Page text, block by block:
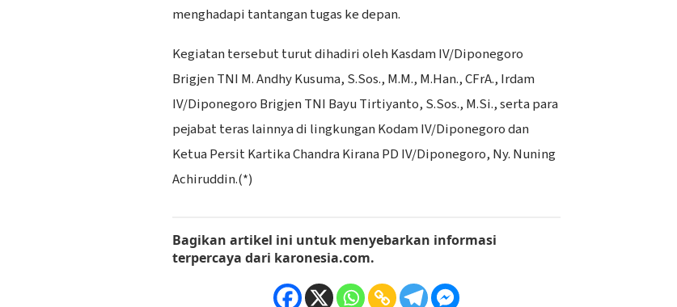
menghadapi tantangan tugas ke depan.
​Kegiatan tersebut turut dihadiri oleh Kasdam IV/Diponegoro
Brigjen TNI M. Andhy Kusuma, S.Sos., M.M., M.Han., CFrA., Irdam
IV/Diponegoro Brigjen TNI Bayu Tirtiyanto, S.Sos., M.Si., serta para
pejabat teras lainnya di lingkungan Kodam IV/Diponegoro dan
Ketua Persit Kartika Chandra Kirana PD IV/Diponegoro, Ny. Nuning
Achiruddin.(*)
Bagikan artikel ini untuk menyebarkan informasi
terpercaya dari karonesia.com.